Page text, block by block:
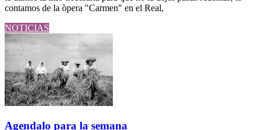
contamos de la òpera "Carmen" en el Real,
NOTICIAS
Agendalo para la semana